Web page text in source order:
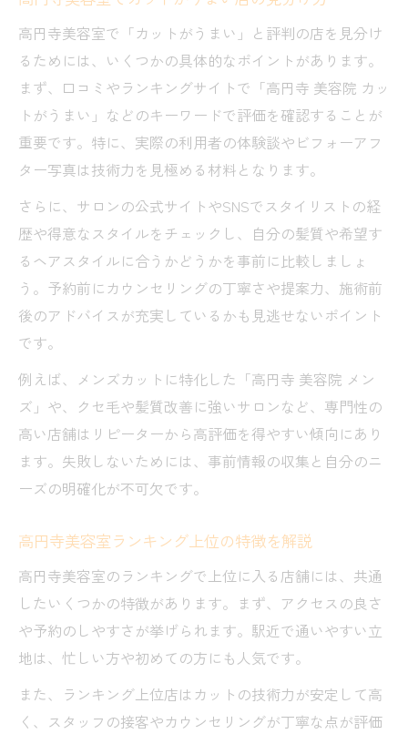
高円寺美容室で「カットがうまい」と評判の店を見分け
るためには、いくつかの具体的なポイントがあります。
まず、口コミやランキングサイトで「高円寺 美容院 カッ
トがうまい」などのキーワードで評価を確認することが
重要です。特に、実際の利用者の体験談やビフォーアフ
ター写真は技術力を見極める材料となります。
さらに、サロンの公式サイトやSNSでスタイリストの経
歴や得意なスタイルをチェックし、自分の髪質や希望す
るヘアスタイルに合うかどうかを事前に比較しましょ
う。予約前にカウンセリングの丁寧さや提案力、施術前
後のアドバイスが充実しているかも見逃せないポイント
です。
例えば、メンズカットに特化した「高円寺 美容院 メン
ズ」や、クセ毛や髪質改善に強いサロンなど、専門性の
高い店舗はリピーターから高評価を得やすい傾向にあり
ます。失敗しないためには、事前情報の収集と自分のニ
ーズの明確化が不可欠です。
高円寺美容室ランキング上位の特徴を解説
高円寺美容室のランキングで上位に入る店舗には、共通
したいくつかの特徴があります。まず、アクセスの良さ
や予約のしやすさが挙げられます。駅近で通いやすい立
地は、忙しい方や初めての方にも人気です。
また、ランキング上位店はカットの技術力が安定して高
く、スタッフの接客やカウンセリングが丁寧な点が評価